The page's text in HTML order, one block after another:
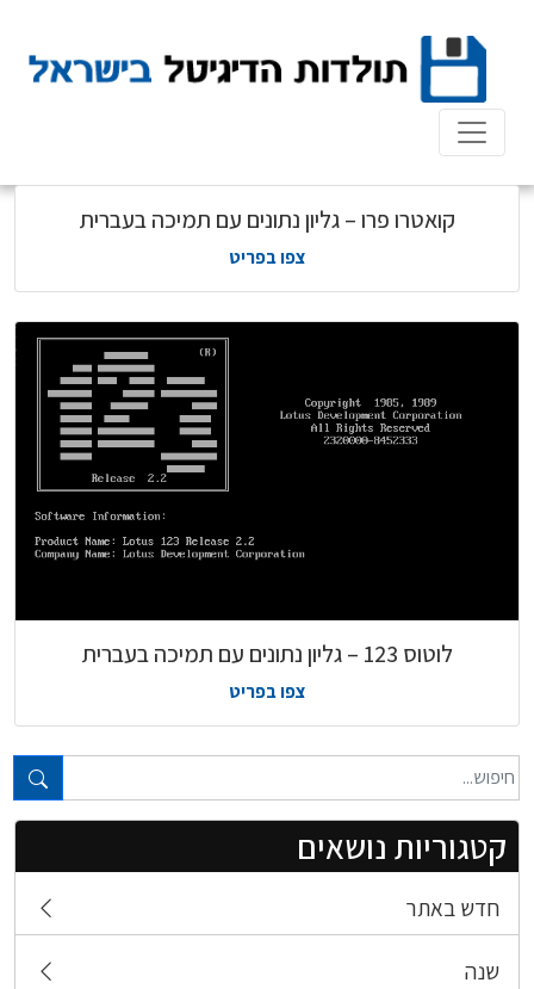
content
טקסט חופשי...
קטגוריות נושאים
חדש באתר
שנה
קואטרו פרו – גליון נתונים עם תמיכה בעברית
צפו בפריט
לוטוס 123 – גליון נתונים עם תמיכה בעברית
צפו בפריט